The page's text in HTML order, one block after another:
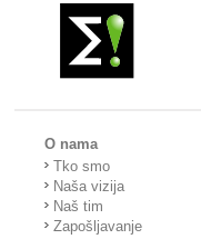
O nama
Tko smo
Naša vizija
Naš tim
Zapošljavanje